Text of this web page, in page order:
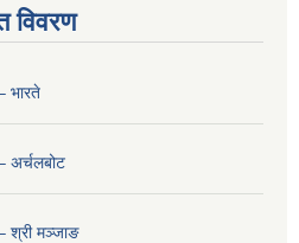
विवरण
भारते
अर्चलबोट
श्री मञ्‍जाङ